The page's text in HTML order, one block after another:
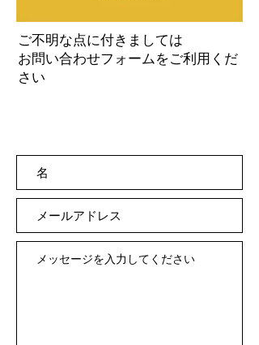
ご不明な点に付きましては
お問い合わせフォームをご利用くだ
さい